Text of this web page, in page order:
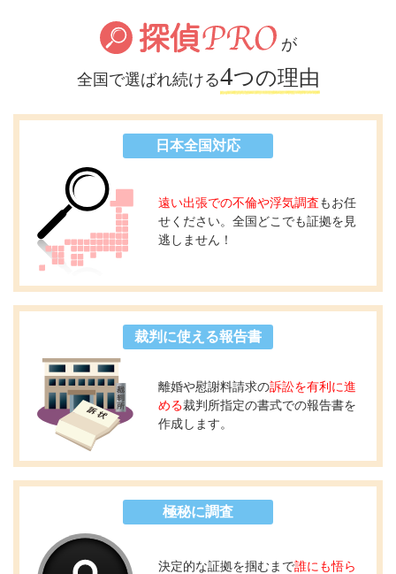
が
全国で選ばれ続ける4つの理由
日本全国対応
遠い出張での不倫や浮気調査 もお任
せください。全国どこでも証拠を見
逃しません！
裁判に使える報告書
離婚や慰謝料請求の訴訟を有利に進
める裁判所指定の書式での報告書を
作成します。
極秘に調査
決定的な証拠を掴むまで誰にも悟ら